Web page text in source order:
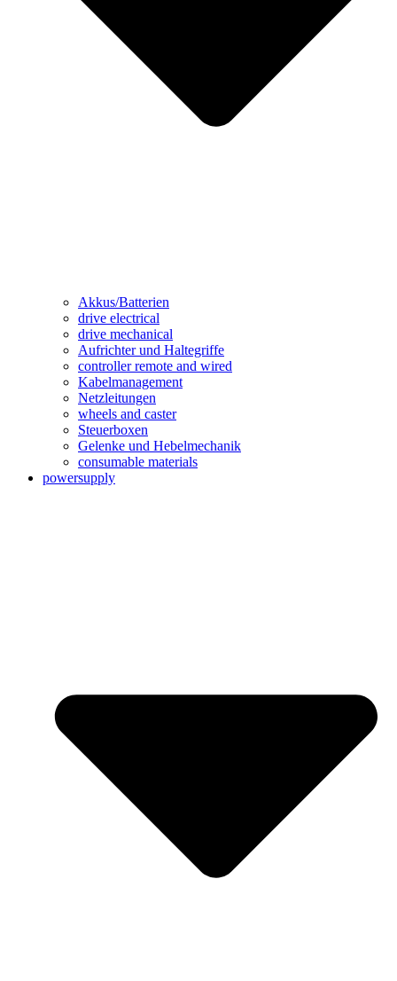
Akkus/Batterien
drive electrical
drive mechanical
Aufrichter und Haltegriffe
controller remote and wired
Kabelmanagement
Netzleitungen
wheels and caster
Steuerboxen
Gelenke und Hebelmechanik
consumable materials
powersupply